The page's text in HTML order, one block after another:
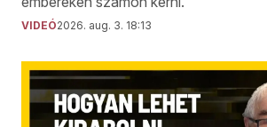
VIDEÓ2026. aug. 3. 18:13